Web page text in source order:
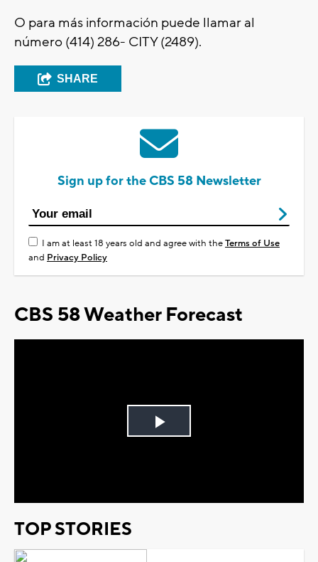
O para más información puede llamar al
número (414) 286- CITY (2489).
SHARE
Sign up for the CBS 58 Newsletter
I am at least 18 years old and agree with theTerms of Use
and Privacy Policy
CBS 58 Weather Forecast
Play
TOP STORIES